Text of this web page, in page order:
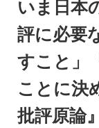
いま日本
評に必要
すこと」
ことに決
批評原論